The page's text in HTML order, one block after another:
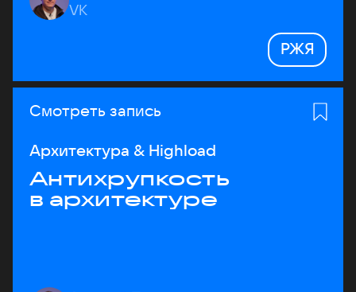
VK
РЖЯ
Смотреть запись
Архитектура & Highload
Антихрупкость
в архитектуре